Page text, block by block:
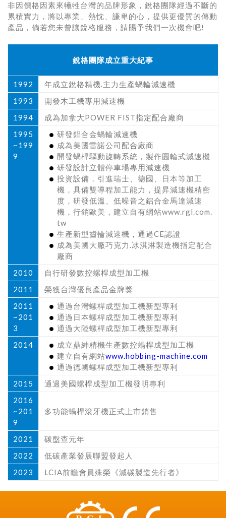
非因價格因素來犧牲台灣的品牌形象，銳格團隊經過不斷的
累積實力，將以專業、熱忱、謙卑的心，提供更優質的傳動
產品，倘若您未曾讓銳格服務，請賜予我們一次機會吧!
銳格團隊成立重大紀事
1992
年成立銳格精機.主力生產蝸輪減速機
1993
開發木工機專用減速機
1994
成為加拿大POWER FIST指定配合廠商
1995
~199
9
研發鋁合金蝸輪減速機
成為美國雷諾公司配合廠商
開發蝸桿驅動旋轉系統，製作圓輪式減速機
研發設計立體停車場專用減速機
投資設備，引進瑞士、德國、日本等加工
機，具備雙導程加工能力，提昇減速機精密
度，研發低溫、低噪音之鋁合金馬達減速
機，行銷歐美，建立自有網站www.rgl.com.
tw
生產新型齒輪減速機，通過CE認證
成為美國大廠巧克力.冰淇淋製造機指定配合
廠商
2010
自行研發數控螺桿成型加工機
2011
榮獲台灣優良產品金牌獎
2011
~201
3
通過台灣螺桿成型加工機新型專利
通過日本螺桿成型加工機新型專利
通過大陸螺桿成型加工機新型專利
2014
成立鼎紳精機生產數控蝸桿成型加工機
建立自有網站www.hobbing-machine.com
通過德國螺桿成型加工機新型專利
2015
通過美國螺桿成型加工機發明專利
2016
~201
9
多功能蝸桿滾牙機正式上市銷售
2021
碳盤查元年
2022
低碳產業發展聯盟發起人
2023
LCIA前瞻會員殊榮《減碳製造先行者》